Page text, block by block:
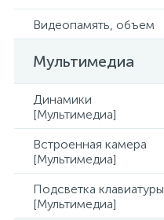
Видеопамять, объем
Мультимедиа
Динамики
[Мультимедиа]
Встроенная камера
[Мультимедиа]
Подсветка клавиатуры
[Мультимедиа]